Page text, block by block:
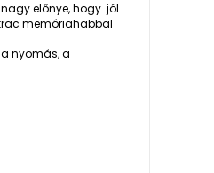
előnye, hogy jól
memóriahabbal
nyomás, a